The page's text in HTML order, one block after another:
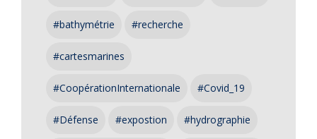
#bathymétrie #recherche
#cartesmarines
#CoopérationInternationale #Covid_19
#Défense #expostion #hydrographie